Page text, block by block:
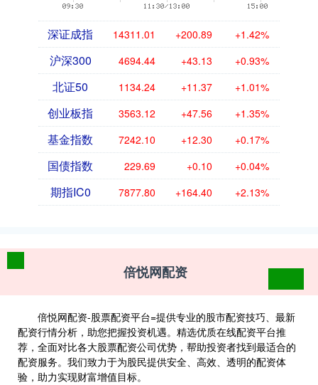
深证成指 14311.01 +200.89 +1.42%
沪深300 4694.44 +43.13 +0.93%
北证50 1134.24 +11.37 +1.01%
创业板指 3563.12 +47.56 +1.35%
基金指数 7242.10 +12.30 +0.17%
国债指数 229.69 +0.10 +0.04%
期指IC0 7877.80 +164.40 +2.13%
倍悦网配资
倍悦网配资-股票配资平台=提供专业的股市配资技巧、最新
配资行情分析，助您把握投资机遇。精选优质在线配资平台推
荐，全面对比各大股票配资公司优势，帮助投资者找到最适合的
配资服务。我们致力于为股民提供安全、高效、透明的配资体
验，助力实现财富增值目标。